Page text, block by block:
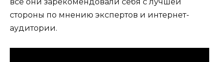
стороны по мнению экспертов и интернет-
аудитории.